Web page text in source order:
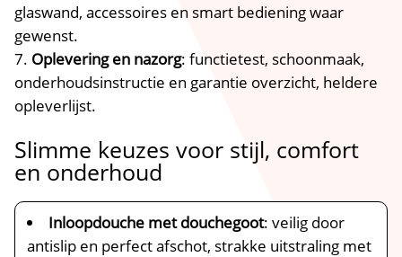
glaswand, accessoires en smart bediening waar
gewenst.
Oplevering en nazorg: functietest, schoonmaak,
onderhoudsinstructie en garantie overzicht, heldere
opleverlijst.
Slimme keuzes voor stijl, comfort
en onderhoud
Inloopdouche met douchegoot: veilig door
antislip en perfect afschot, strakke uitstraling met